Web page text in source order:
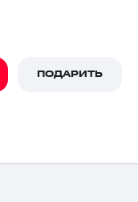
ПОДАРИТЬ